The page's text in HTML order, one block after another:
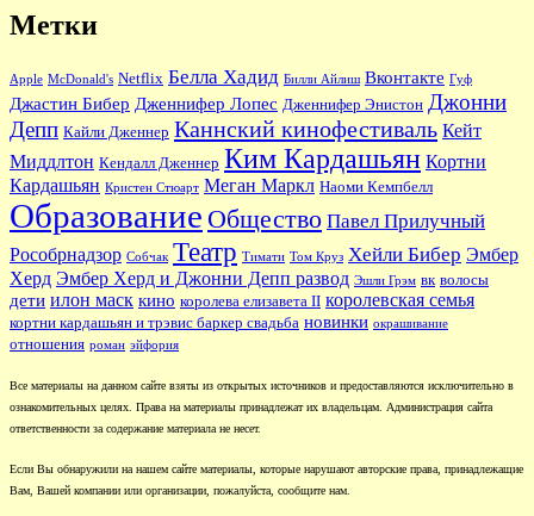
Метки
Apple McDonald's Netflix Белла Хадид Билли Айлиш Вконтакте Гуф
Джастин Бибер Дженнифер Лопес Дженнифер Энистон Джонни
Депп Кайли Дженнер Каннский кинофестиваль Кейт
Миддлтон Кендалл Дженнер Ким Кардашьян Кортни
Кардашьян Кристен Стюарт Меган Маркл Наоми Кемпбелл
Образование Общество Павел Прилучный
Рособрнадзор Собчак Театр Тимати Том Круз Хейли Бибер Эмбер
Херд Эмбер Херд и Джонни Депп развод Эшли Грэм вк волосы
дети илон маск кино королева елизавета II королевская семья
кортни кардашьян и трэвис баркер свадьба новинки окрашивание
отношения роман эйфория
Все материалы на данном сайте взяты из открытых источников и предоставляются исключительно в
ознакомительных целях. Права на материалы принадлежат их владельцам. Администрация сайта
ответственности за содержание материала не несет.
Если Вы обнаружили на нашем сайте материалы, которые нарушают авторские права, принадлежащие
Вам, Вашей компании или организации, пожалуйста, сообщите нам.